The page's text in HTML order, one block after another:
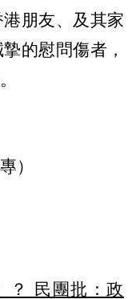
朋友、及其家
的慰問傷者，
）
？ 民團批：政